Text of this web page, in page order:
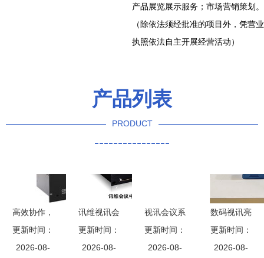
产品展览展示服务；市场营销策划。
（除依法须经批准的项目外，凭营业
执照依法自主开展经营活动）
产品列表
PRODUCT
----------------
高效协作，
触手可及
——视讯会
更新时间：
2026-08-
讯维视讯会
议系统 远
程协作的智
更新时间：
2026-08-
视讯会议系
统与会议电
话的选择与
更新时间：
2026-08-
数码视讯亮
相超高清数
字产业协同
更新时间：
2026-08-